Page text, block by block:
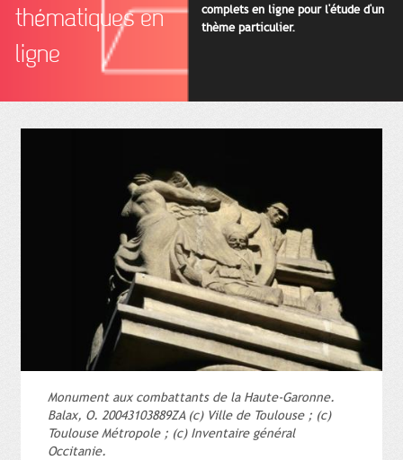
thématiques en
ligne
complets en ligne pour l'étude d'un
thème particulier.
Monument aux combattants de la Haute-Garonne.
Balax, O. 20043103889ZA (c) Ville de Toulouse ; (c)
Toulouse Métropole ; (c) Inventaire général
Occitanie.